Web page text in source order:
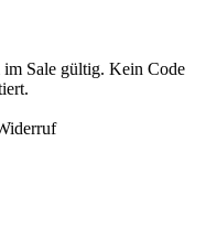
Sale gültig. Kein Code